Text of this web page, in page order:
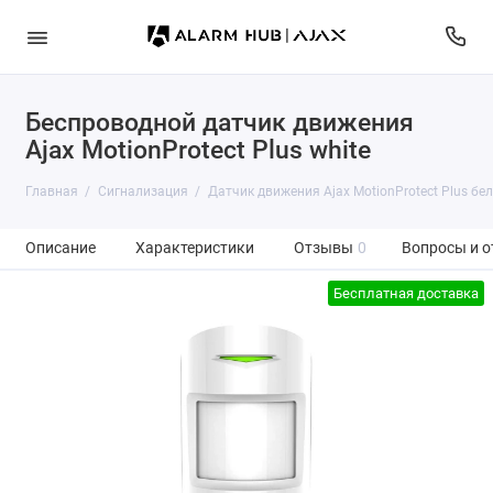
Беспроводной датчик движения
Ajax MotionProtect Plus white
Главная Сигнализация Датчик движения Ajax MotionProtect Plus
Описание Характеристики Отзывы 0 Вопросы и
Бесплатная доставка